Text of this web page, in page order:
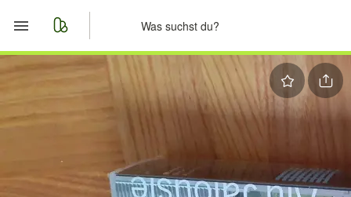
Start
Merkliste
Anzeige aufgeben